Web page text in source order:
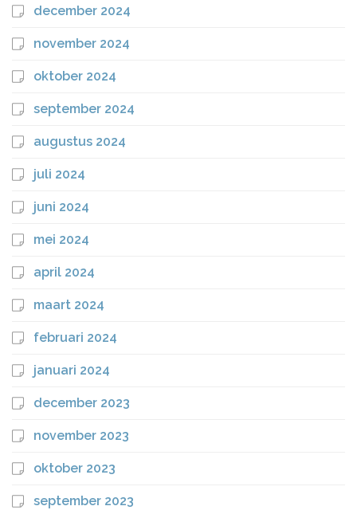
december 2024
november 2024
oktober 2024
september 2024
augustus 2024
juli 2024
juni 2024
mei 2024
april 2024
maart 2024
februari 2024
januari 2024
december 2023
november 2023
oktober 2023
september 2023